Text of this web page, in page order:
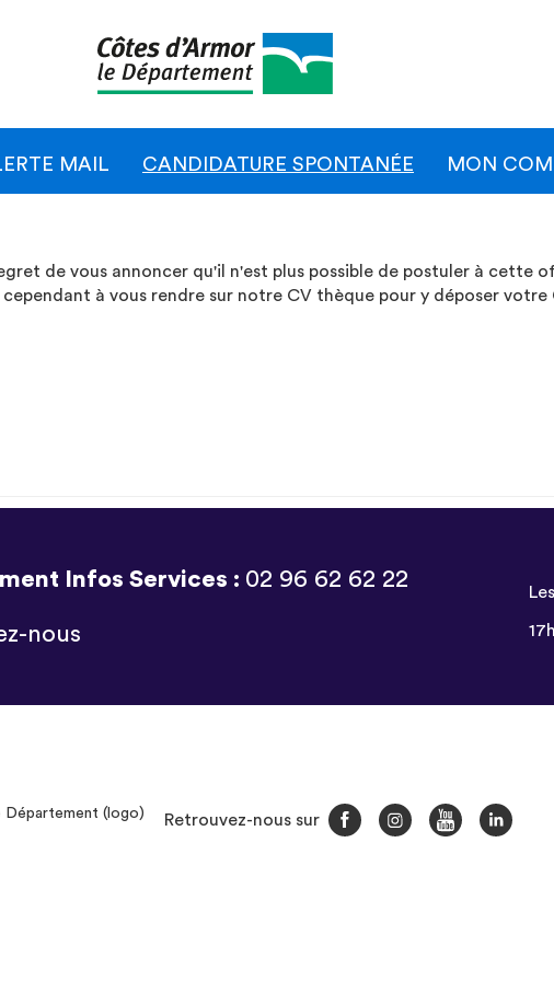
MAIL CANDIDATURE SPONTANÉE MON
de vous annoncer qu'il n'est plus possible de postuler à cette
cependant à vous rendre sur notre CV thèque pour y déposer
Infos Services : 02 96 62 62 22
nous
Retrouvez-nous sur FacebookInstagram
You
Tube
LinkedIn